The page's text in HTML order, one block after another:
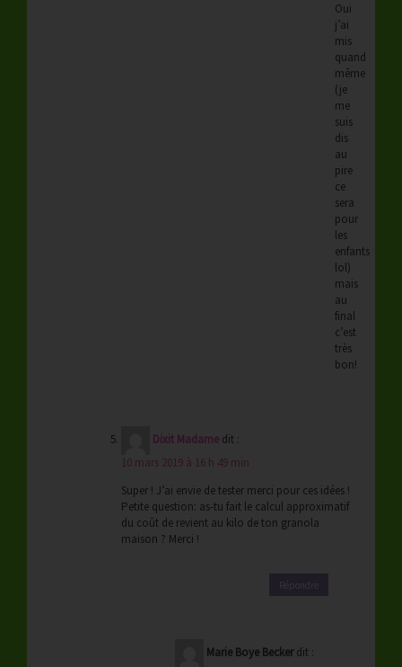
Oui
j’ai
mis
quand
même
(je
me
suis
dis
au
pire
ce
sera
pour
les
enfants
lol)
mais
au
final
c’est
très
bon!
Dixit Madame dit :
10 mars 2019 à 16 h 49 min
Super ! J’ai envie de tester merci pour ces idées !
Petite question: as-tu fait le calcul approximatif
du coût de revient au kilo de ton granola
maison ? Merci !
Marie Boye Becker dit :